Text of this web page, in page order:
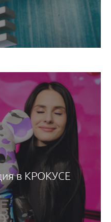
в КРОКУСЕ